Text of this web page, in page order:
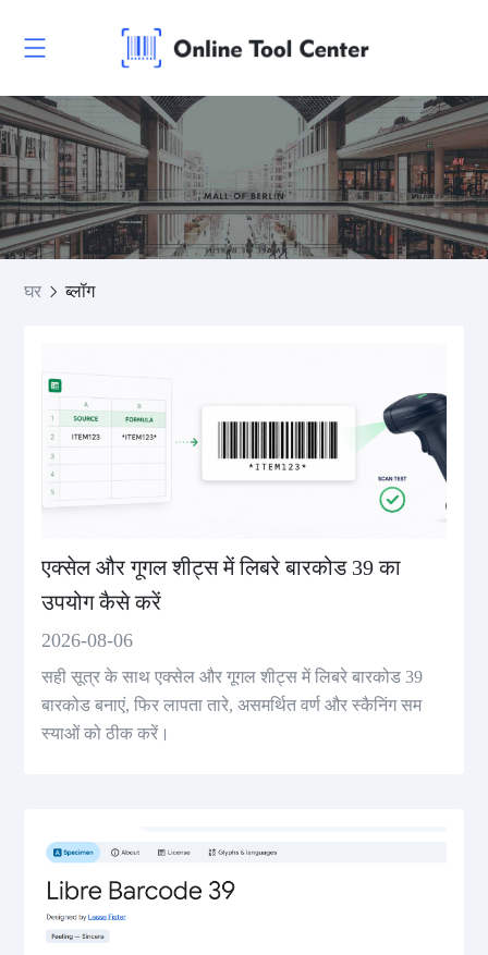
घर ब्लॉग
एक्सेल और गूगल शीट्स में लिबरे बारकोड 39 का
उपयोग कैसे करें
2026-08-06
सही सूत्र के साथ एक्सेल और गूगल शीट्स में लिबरे बारकोड 39
बारकोड बनाएं, फिर लापता तारे, असमर्थित वर्ण और स्कैनिंग सम
स्याओं को ठीक करें।